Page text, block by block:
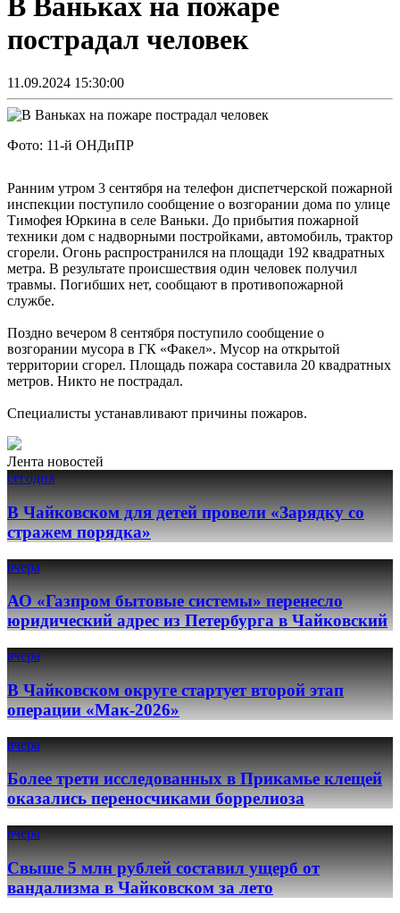
пострадал человек
11.09.2024 15:30:00
Фото: 11-й ОНДиПР
Ранним утром 3 сентября на телефон диспетчерской пожарной
инспекции поступило сообщение о возгорании дома по улице
Тимофея Юркина в селе Ваньки. До прибытия пожарной
техники дом с надворными постройками, автомобиль, трактор
сгорели. Огонь распространился на площади 192 квадратных
метра. В результате происшествия один человек получил
травмы. Погибших нет, сообщают в противопожарной
службе.
Поздно вечером 8 сентября поступило сообщение о
возгорании мусора в ГК «Факел». Мусор на открытой
территории сгорел. Площадь пожара составила 20 квадратных
метров. Никто не пострадал.
Специалисты устанавливают причины пожаров.
Лента новостей
сегодня
В Чайковском для детей провели «Зарядку со
стражем порядка»
вчера
АО «Газпром бытовые системы» перенесло
юридический адрес из Петербурга в Чайковский
вчера
В Чайковском округе стартует второй этап
операции «Мак-2026»
вчера
Более трети исследованных в Прикамье клещей
оказались переносчиками боррелиоза
вчера
Свыше 5 млн рублей составил ущерб от
вандализма в Чайковском за лето